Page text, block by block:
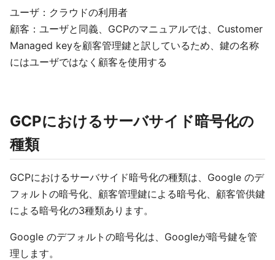
ユーザ：クラウドの利用者
顧客：ユーザと同義、GCPのマニュアルでは、Customer
Managed keyを顧客管理鍵と訳しているため、鍵の名称
にはユーザではなく顧客を使用する
GCPにおけるサーバサイド暗号化の
種類
GCPにおけるサーバサイド暗号化の種類は、Google のデ
フォルトの暗号化、顧客管理鍵による暗号化、顧客管供鍵
による暗号化の3種類あります。
Google のデフォルトの暗号化は、Googleが暗号鍵を管
理します。